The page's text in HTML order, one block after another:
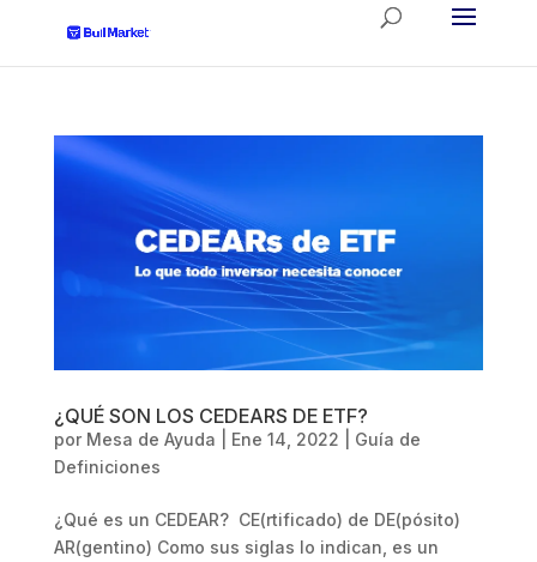
¿QUÉ SON LOS CEDEARS DE ETF?
por Mesa de Ayuda Ene 14, 2022
Guía de
Definiciones
¿Qué es un CEDEAR? CE(rtificado) de DE(pósito)
AR(gentino) Como sus siglas lo indican, es un